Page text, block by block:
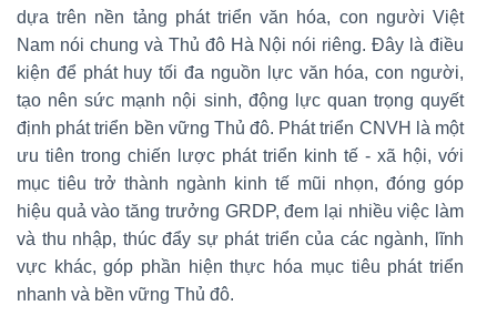
dựa trên nền tảng phát triển văn hóa, con người Việt
Nam nói chung và Thủ đô Hà Nội nói riêng. Đây là điều
kiện để phát huy tối đa nguồn lực văn hóa, con người,
tạo nên sức mạnh nội sinh, động lực quan trọng quyết
định phát triển bền vững Thủ đô. Phát triển CNVH là một
ưu tiên trong chiến lược phát triển kinh tế - xã hội, với
mục tiêu trở thành ngành kinh tế mũi nhọn, đóng góp
hiệu quả vào tăng trưởng GRDP, đem lại nhiều việc làm
và thu nhập, thúc đẩy sự phát triển của các ngành, lĩnh
vực khác, góp phần hiện thực hóa mục tiêu phát triển
nhanh và bền vững Thủ đô.